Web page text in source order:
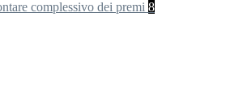
complessivo dei premi 8